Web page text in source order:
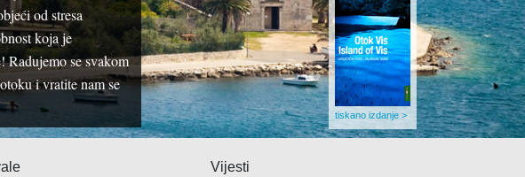
Pizzerie
Plažni objekti
Restorani
Seoska domaćinstva
Slastičarnice
tiskano izdanje >
od stresa
koja je
Radujemo se svakom
i vratite nam se
Vijesti